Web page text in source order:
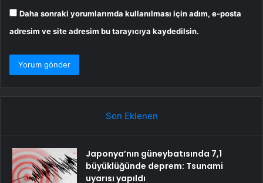
Daha sonraki yorumlarımda kullanılması için adım, e-posta
adresim ve site adresim bu tarayıcıya kaydedilsin.
Son Eklenen
Japonya’nın güneybatısında 7,1
büyüklüğünde deprem: Tsunami
uyarısı yapıldı